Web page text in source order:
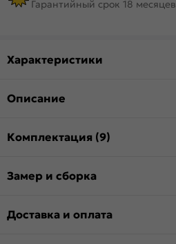
Гарантийный срок 18 месяцев
Характеристики
Описание
Комплектация (9)
Замер и сборка
Доставка и оплата